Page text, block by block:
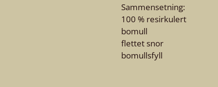
Sammensetning:
100 % resirkulert
bomull
flettet snor
bomullsfyll